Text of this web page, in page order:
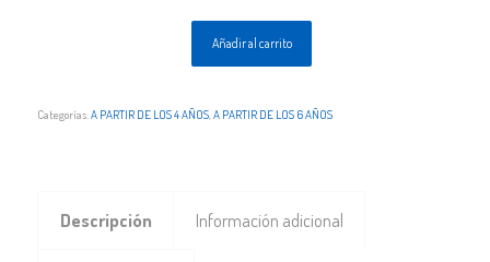
Añadir al carrito
Categorías:A PARTIR DE LOS 4 AÑOS,A PARTIR DE LOS 6 AÑOS
Descripción Información adicional